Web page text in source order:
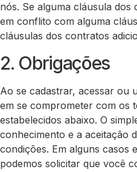
nós. Se alguma cláusula
em conflito com alguma
cláusulas dos contratos
2. Obrigações
Ao se cadastrar, acessar ou
em se comprometer com os
estabelecidos abaixo. O
conhecimento e a aceitação
condições. Em alguns casos
podemos solicitar que você